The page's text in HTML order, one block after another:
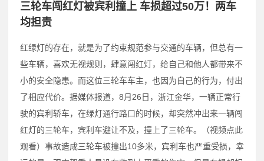
三轮车闯红灯被宾利撞上 车损超过50万！两车
均担责
红绿灯的存在，就是为了约束规范参与交通的车辆，但总有一
些车辆，喜欢无视规则，肆意闯红灯，给自己和他人都带来不
小的安全隐患。而这位三轮车车主，也因为自己的行为，付出
了相应代价。据媒体报道，8月26日，浙江金华，一辆正常行
驶的宾利轿车，在绿灯通行路口的时候，却突然冲出来一辆闯
红灯的三轮车，宾利车避让不及，撞上了三轮车。（视频点此
观看）事故造成三轮车被撞出10多米，宾利车也严重受损，幸